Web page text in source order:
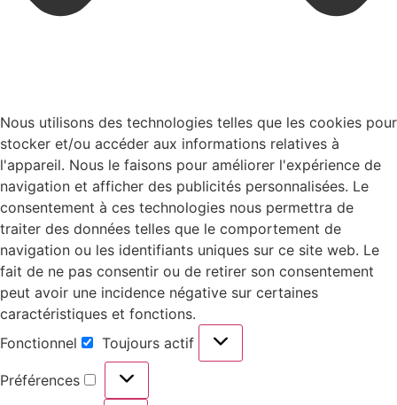
Nous utilisons des technologies telles que les cookies pour
stocker et/ou accéder aux informations relatives à
l'appareil. Nous le faisons pour améliorer l'expérience de
navigation et afficher des publicités personnalisées. Le
consentement à ces technologies nous permettra de
traiter des données telles que le comportement de
navigation ou les identifiants uniques sur ce site web. Le
fait de ne pas consentir ou de retirer son consentement
peut avoir une incidence négative sur certaines
caractéristiques et fonctions.
Fonctionnel
Toujours actif
Préférences